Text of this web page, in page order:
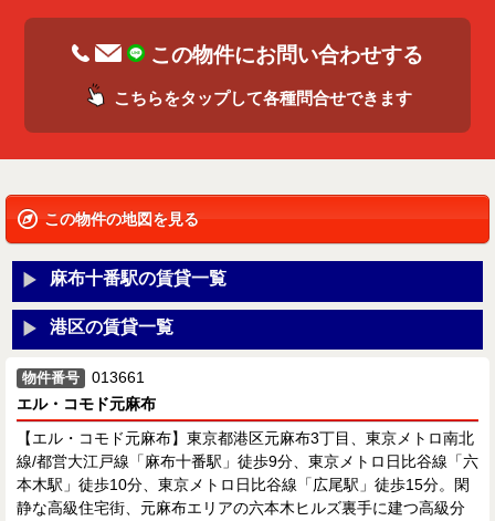
この物件にお問い合わせする
こちらをタップして各種問合せできます
この物件の地図を見る
麻布十番駅の賃貸一覧
港区の賃貸一覧
物件番号
013661
エル・コモド元麻布
【エル・コモド元麻布】東京都港区元麻布3丁目、東京メトロ南北
線/都営大江戸線「麻布十番駅」徒歩9分、東京メトロ日比谷線「六
本木駅」徒歩10分、東京メトロ日比谷線「広尾駅」徒歩15分。閑
静な高級住宅街、元麻布エリアの六本木ヒルズ裏手に建つ高級分